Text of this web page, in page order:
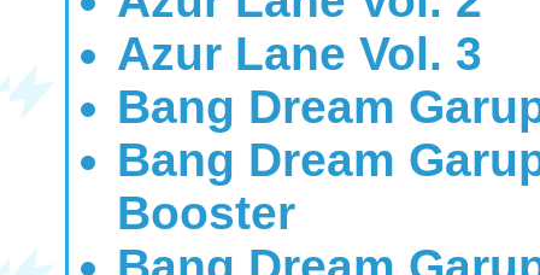
Azur Lane Vol. 3
Bang Dream
Bang Dream
Booster